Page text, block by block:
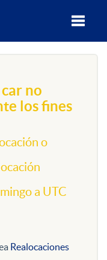
no
los fines
o
a UTC
Realocaciones